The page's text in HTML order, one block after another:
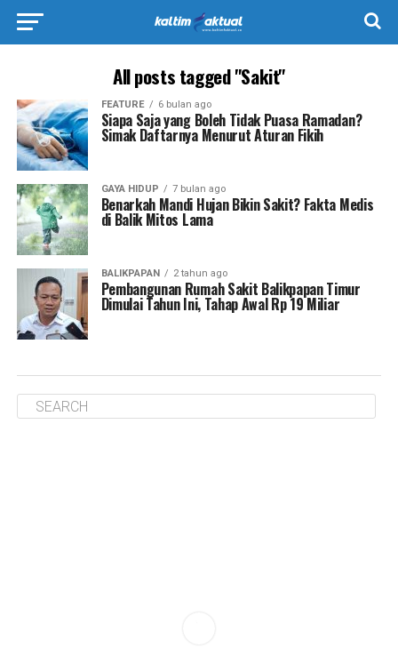
All posts tagged "Sakit"
FEATURE 6 bulan ago
Siapa Saja yang Boleh Tidak Puasa Ramadan?
Simak Daftarnya Menurut Aturan Fikih
GAYA HIDUP 7 bulan ago
Benarkah Mandi Hujan Bikin Sakit? Fakta Medis
di Balik Mitos Lama
BALIKPAPAN 2 tahun ago
Pembangunan Rumah Sakit Balikpapan Timur
Dimulai Tahun Ini, Tahap Awal Rp 19 Miliar